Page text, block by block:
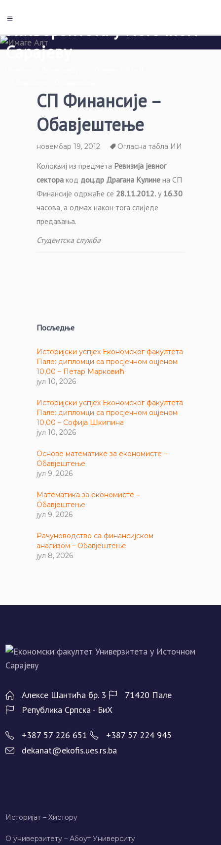
Сарајеву
СП Финансије –
Обавјештење
новембар 19, 2012 Огласна табла ИИ
Колоквиј из предмета Ревизија јевног
сектора код доц.др Драгана Кулине на СП
Финансије одржаће се 28.11.2012. у 16.30
часова, а одмах након тога слиједе
предавања.
Студентска служба
Посљедње
Историјски успјех Економског факултета
Пале: дипломци са просјечном оцјеном
10,00 – Петар Марковић
јул 10, 2026
Историјски успјех Економског факултета
Пале: дипломци са просјечном оцјеном
10,00 – Софија Шкипина
јул 10, 2026
Основе математике за економисте –
Обавјештење
јул 9, 2026
Математика за економисте –
Обавјештење
јул 9, 2026
Рачуноводство са финансијском
анализом – Обавјештење
јул 8, 2026
Алeксe Шантића бр. 3
71420 Палe
Рeпублика Српска - БиХ
+387 57 226 651
+387 57 224 945
dekanat@ekofis.ues.rs.ba
Историјат – Хисторy
О универзитету – Абоут Университy